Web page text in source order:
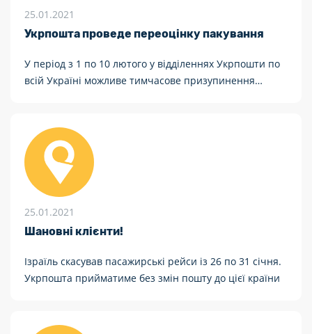
25.01.2021
Укрпошта проведе переоцінку пакування
У період з 1 по 10 лютого у відділеннях Укрпошти по
всій Україні можливе тимчасове призупинення
25.01.2021
Шановні клієнти!
Ізраїль скасував пасажирські рейси із 26 по 31 січня.
Укрпошта прийматиме без змін пошту до цієї країни